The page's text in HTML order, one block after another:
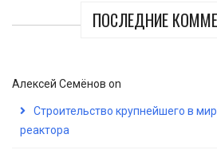
ПОСЛЕДНИЕ
Алексей Семёнов on
Строительство крупнейшего в
реактора